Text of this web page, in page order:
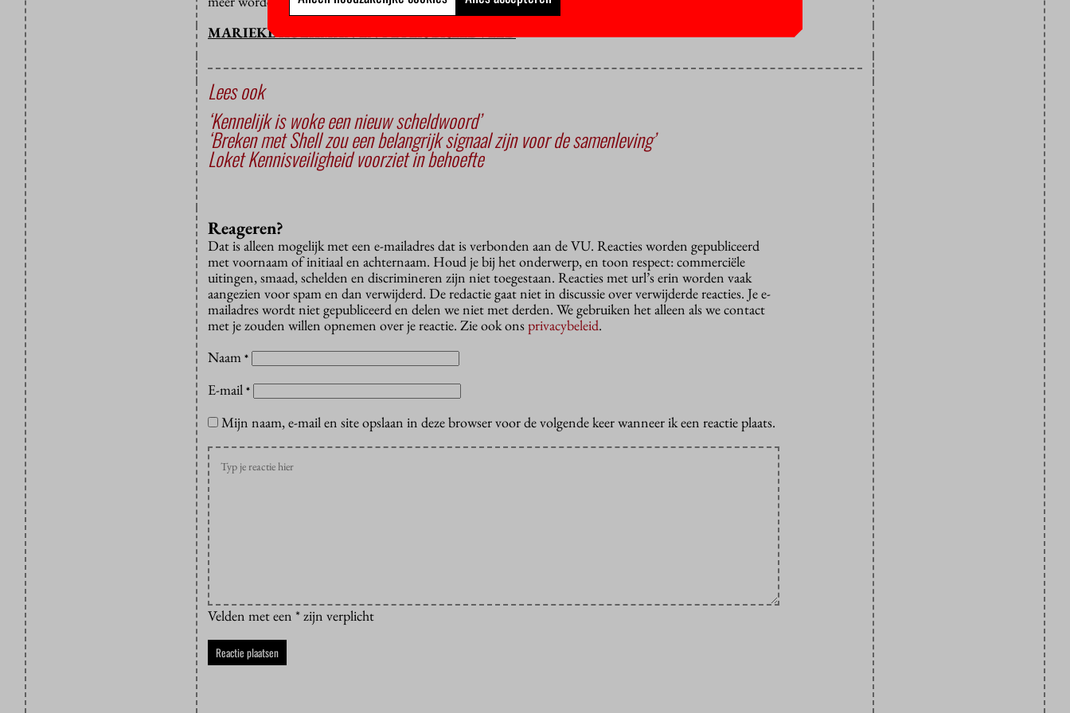
MARIEKE KOLKMAN EN PETER BREEDVELD
Lees ook
‘Kennelijk is woke een nieuw scheldwoord’
‘Breken met Shell zou een belangrijk signaal zijn voor de samenleving’
Loket Kennisveiligheid voorziet in behoefte
Reageren?
Dat is alleen mogelijk met een e-mailadres dat is verbonden aan de VU. Reacties worden gepubliceerd
met voornaam of initiaal en achternaam. Houd je bij het onderwerp, en toon respect: commerciële
uitingen, smaad, schelden en discrimineren zijn niet toegestaan. Reacties met url’s erin worden vaak
aangezien voor spam en dan verwijderd. De redactie gaat niet in discussie over verwijderde reacties. Je e-
mailadres wordt niet gepubliceerd en delen we niet met derden. We gebruiken het alleen als we contact
met je zouden willen opnemen over je reactie. Zie ook onsprivacybeleid.
Naam *
E-mail *
Mijn naam, e-mail en site opslaan in deze browser voor de volgende keer wanneer ik een reactie plaats.
Velden met een * zijn verplicht